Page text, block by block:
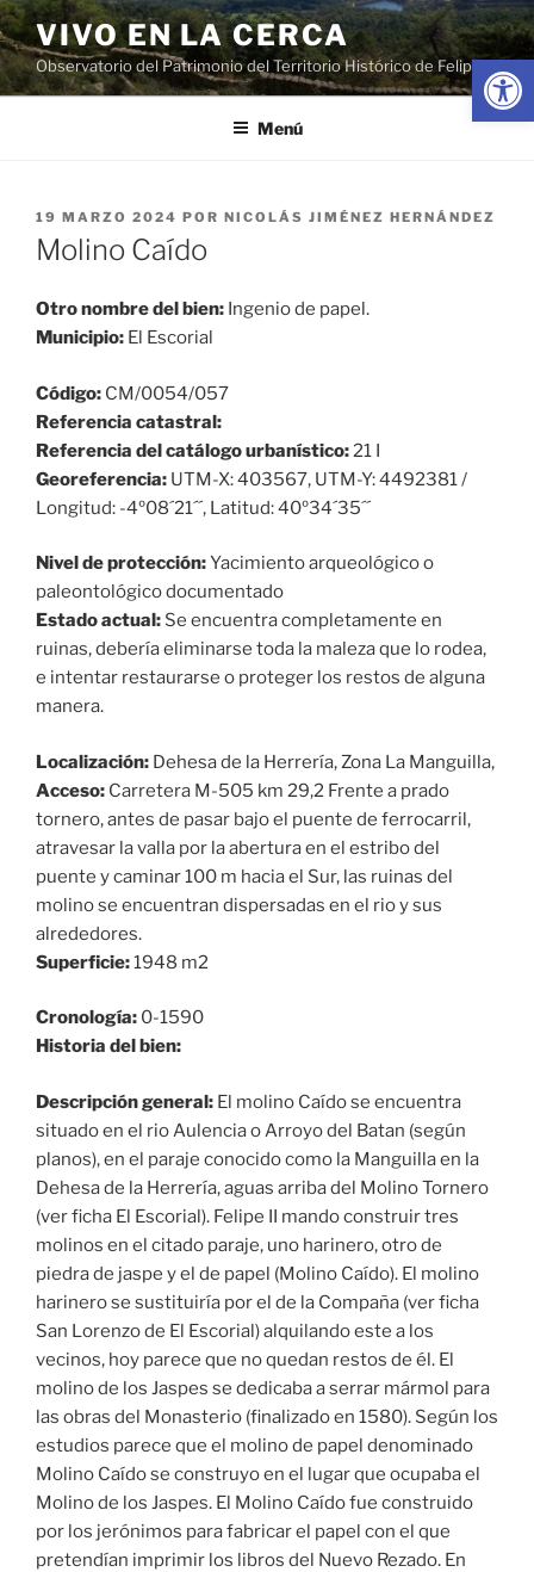
Abrir
Saltar
al
contenido
VIVO EN LA CERCA
Observatorio del Patrimonio del Territorio Histórico de Felipe II
Menú
PUBLICADO
EL
19 MARZO 2024 POR NICOLÁS JIMÉNEZ HERNÁNDEZ
Molino Caído
Otro nombre del bien: Ingenio de papel.
Municipio: El Escorial
Código: CM/0054/057
Referencia catastral:
Referencia del catálogo urbanístico:21 I
Georeferencia: UTM-X: 403567, UTM-Y: 4492381 /
Longitud: -4º08´21´´, Latitud: 40º34´35´´
Nivel de protección:Yacimiento arqueológico o
paleontológico documentado
Estado actual: Se encuentra completamente en
ruinas, debería eliminarse toda la maleza que lo rodea,
e intentar restaurarse o proteger los restos de alguna
manera.
Localización: Dehesa de la Herrería, Zona La Manguilla,
Acceso: Carretera M-505 km 29,2 Frente a prado
tornero, antes de pasar bajo el puente de ferrocarril,
atravesar la valla por la abertura en el estribo del
puente y caminar 100 m hacia el Sur, las ruinas del
molino se encuentran dispersadas en el rio y sus
alrededores.
Superficie:1948 m2
Cronología: 0-1590
Historia del bien:
Descripción general: El molino Caído se encuentra
situado en el rio Aulencia o Arroyo del Batan (según
planos), en el paraje conocido como la Manguilla en la
Dehesa de la Herrería, aguas arriba del Molino Tornero
(ver ficha El Escorial). Felipe II mando construir tres
molinos en el citado paraje, uno harinero, otro de
piedra de jaspe y el de papel (Molino Caído). El molino
harinero se sustituiría por el de la Compaña (ver ficha
San Lorenzo de El Escorial) alquilando este a los
vecinos, hoy parece que no quedan restos de él. El
molino de los Jaspes se dedicaba a serrar mármol para
las obras del Monasterio (finalizado en 1580). Según los
estudios parece que el molino de papel denominado
Molino Caído se construyo en el lugar que ocupaba el
Molino de los Jaspes. El Molino Caído fue construido
por los jerónimos para fabricar el papel con el que
pretendían imprimir los libros del Nuevo Rezado. En